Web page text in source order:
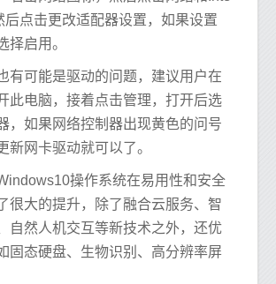
后点击更改适配器设置，如果设置
择启用。
有可能是驱动的问题，建议用户在
此电脑，接着点击管理，打开后选
，如果网络控制器出现黄色的问号
新网卡驱动就可以了。
操作系统在易用性和安全
很大的提升，除了融合云服务、智
自然人机交互等新技术之外，还优
固态硬盘、生物识别、高分辨率屏